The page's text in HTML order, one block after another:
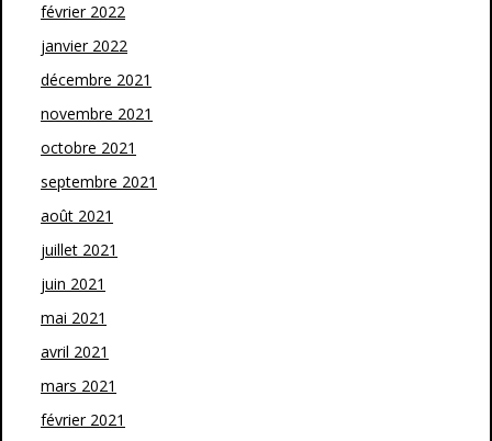
février 2022
janvier 2022
décembre 2021
novembre 2021
octobre 2021
septembre 2021
août 2021
juillet 2021
juin 2021
mai 2021
avril 2021
mars 2021
février 2021